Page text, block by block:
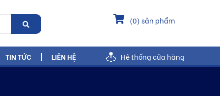
(0) sản phẩm
TIN TỨC LIÊN HỆ Hệ thống cửa hàng